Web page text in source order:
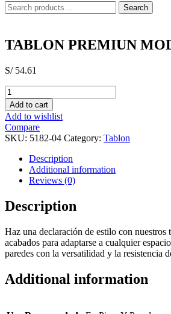
Search
for:
Search
TABLON PREMIUN
S/54.61
TABLON
PREMIUN
MOD
MONTREAL
MED
20X100
quantity
Add to cart
Add to wishlist
Compare
SKU: 5182-04 Category: Tablon
Description
Additional information
Reviews (0)
Description
Haz una declaración de estilo con
acabados para adaptarse a cualquier
paredes con la versatilidad y la resistencia
Additional information